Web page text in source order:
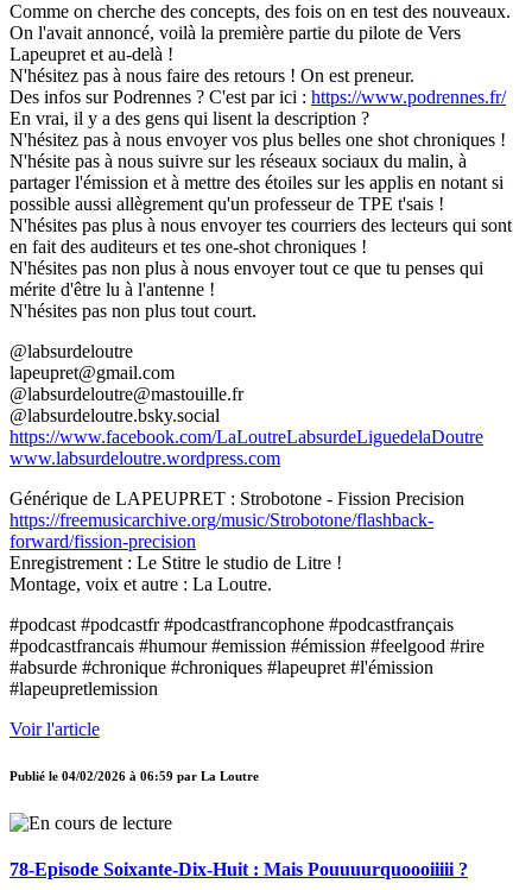
Comme on cherche des concepts, des fois on en test des nouveaux.
On l'avait annoncé, voilà la première partie du pilote de Vers
Lapeupret et au-delà !
N'hésitez pas à nous faire des retours ! On est preneur.
Des infos sur Podrennes ? C'est par ici : https://www.podrennes.fr/
En vrai, il y a des gens qui lisent la description ?
N'hésitez pas à nous envoyer vos plus belles one shot chroniques !
N'hésite pas à nous suivre sur les réseaux sociaux du malin, à
partager l'émission et à mettre des étoiles sur les applis en notant si
possible aussi allègrement qu'un professeur de TPE t'sais !
N'hésites pas plus à nous envoyer tes courriers des lecteurs qui sont
en fait des auditeurs et tes one-shot chroniques !
N'hésites pas non plus à nous envoyer tout ce que tu penses qui
mérite d'être lu à l'antenne !
N'hésites pas non plus tout court.
@labsurdeloutre
lapeupret@gmail.com
@labsurdeloutre@mastouille.fr
@labsurdeloutre.bsky.social
https://www.facebook.com/LaLoutreLabsurdeLiguedelaDoutre
www.labsurdeloutre.wordpress.com
Générique de LAPEUPRET : Strobotone - Fission Precision
https://freemusicarchive.org/music/Strobotone/flashback-
forward/fission-precision
Enregistrement : Le Stitre le studio de Litre !
Montage, voix et autre : La Loutre.
#podcast #podcastfr #podcastfrancophone #podcastfrançais
#podcastfrancais #humour #emission #émission #feelgood #rire
#absurde #chronique #chroniques #lapeupret #l'émission
#lapeupretlemission
Voir l'article
Publié le 04/02/2026 à 06:59 par La Loutre
78-Episode Soixante-Dix-Huit : Mais Pouuuurquoooiiiii ?